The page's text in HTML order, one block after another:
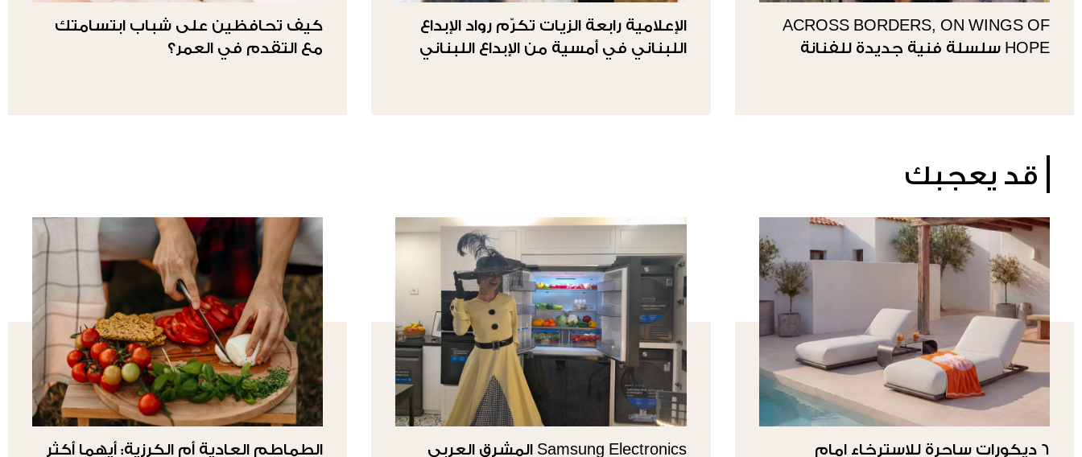
ACROSS BORDERS, ON WINGS OF
HOPE سلسلة فنية جديدة للفنانة
الإعلامية رابعة الزيات تكرّم رواد الإبداع
اللبناني في أمسية من الإبداع اللبناني
كيف تحافظين على شباب ابتسامتك
مع التقدم في العمر؟
قد يعجبك
6 ديكورات ساحرة للاسترخاء امام Samsung Electronics المشرق العربي الطماطم العادية أم الكرزية: أيهما أكثر